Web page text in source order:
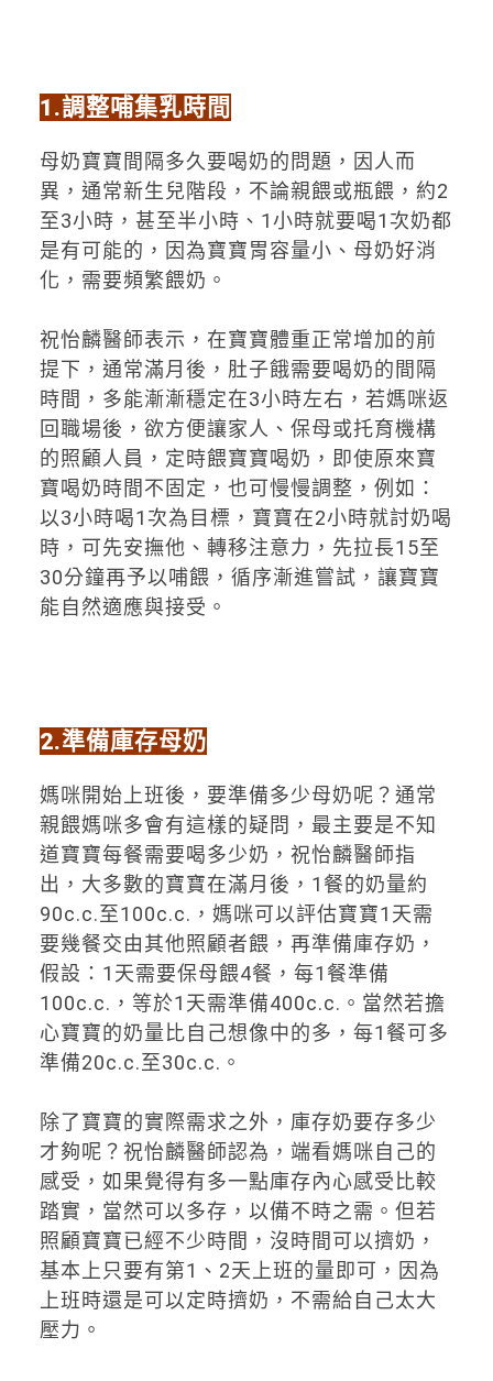
1.調整哺集乳時間
母奶寶寶間隔多久要喝奶的問題，因人而
異，通常新生兒階段，不論親餵或瓶餵，約2
至3小時，甚至半小時、1小時就要喝1次奶都
是有可能的，因為寶寶胃容量小、母奶好消
化，需要頻繁餵奶。
祝怡麟醫師表示，在寶寶體重正常增加的前
提下，通常滿月後，肚子餓需要喝奶的間隔
時間，多能漸漸穩定在3小時左右，若媽咪返
回職場後，欲方便讓家人、保母或托育機構
的照顧人員，定時餵寶寶喝奶，即使原來寶
寶喝奶時間不固定，也可慢慢調整，例如：
以3小時喝1次為目標，寶寶在2小時就討奶喝
時，可先安撫他、轉移注意力，先拉長15至
30分鐘再予以哺餵，循序漸進嘗試，讓寶寶
能自然適應與接受。
2.準備庫存母奶
媽咪開始上班後，要準備多少母奶呢？通常
親餵媽咪多會有這樣的疑問，最主要是不知
道寶寶每餐需要喝多少奶，祝怡麟醫師指
出，大多數的寶寶在滿月後，1餐的奶量約
90c.c.至100c.c.，媽咪可以評估寶寶1天需
要幾餐交由其他照顧者餵，再準備庫存奶，
假設：1天需要保母餵4餐，每1餐準備
100c.c.，等於1天需準備400c.c.。當然若擔
心寶寶的奶量比自己想像中的多，每1餐可多
準備20c.c.至30c.c.。
除了寶寶的實際需求之外，庫存奶要存多少
才夠呢？祝怡麟醫師認為，端看媽咪自己的
感受，如果覺得有多一點庫存內心感受比較
踏實，當然可以多存，以備不時之需。但若
照顧寶寶已經不少時間，沒時間可以擠奶，
基本上只要有第1、2天上班的量即可，因為
上班時還是可以定時擠奶，不需給自己太大
壓力。